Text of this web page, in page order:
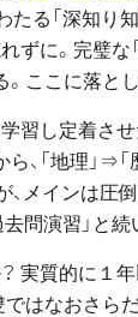
る「深知り
ずに。完璧
ここに落と
学習し定着さ
「地理」⇒
、メインは
問演習」と続
実質的に１
はなおさら